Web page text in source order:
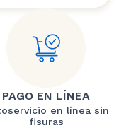
PAGO EN LÍNEA
en línea sin
fisuras